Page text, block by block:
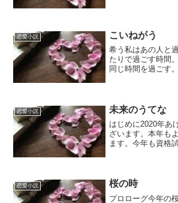
と唇が凍ります。
恋愛小説 こいねがう
希う私はあの人と
たりで過ごす時間
同じ時間を過ごす
ぐ、年が変わる。
恋愛小説 未来のうてな
はじめに2020年あ
ざいます。本年も
ます。今年も資格
数少ない投稿になる
恋愛小説 桜の時
プロローグ今年の